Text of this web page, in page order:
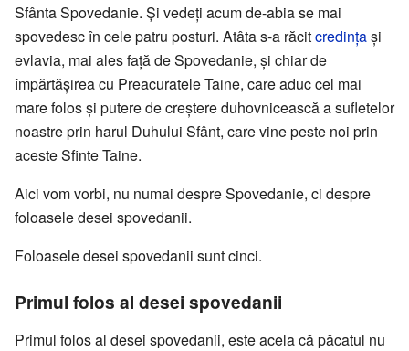
Sfânta Spovedanie. Și vedeți acum de-abia se mai
spovedesc în cele patru posturi. Atâta s-a răcitcredințași
evlavia, mai ales față de Spovedanie, și chiar de
împărtășirea cu Preacuratele Taine, care aduc cel mai
mare folos și putere de creștere duhovnicească a sufletelor
noastre prin harul Duhului Sfânt, care vine peste noi prin
aceste Sfinte Taine.
Aici vom vorbi, nu numai despre Spovedanie, ci despre
foloasele desei spovedanii.
Foloasele desei spovedanii sunt cinci.
Primul folos al desei spovedanii
Primul folos al desei spovedanii, este acela că păcatul nu